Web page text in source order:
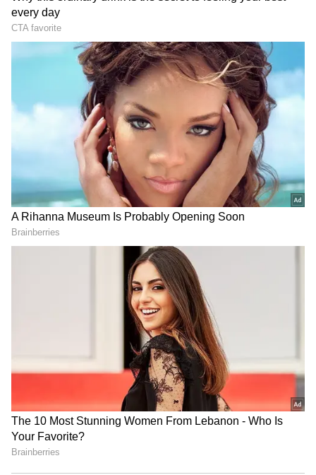
రొమాన్స్ చేస్తున్నాడు చైతూ.
LATEST VIDEOS
చీరాల పర్యటన లో స్వయంగా చీరను నేసిన
సీఎం చంద్రబాబు | CM Chandrababu
Chirala tour | Asianet Telugu
గుజరాత్‌లో వింత ఘటన అలల్లా ఎగసి
పడుతున్న బావి నీళ్లు | Virparada village |
Gujarat mysterious well